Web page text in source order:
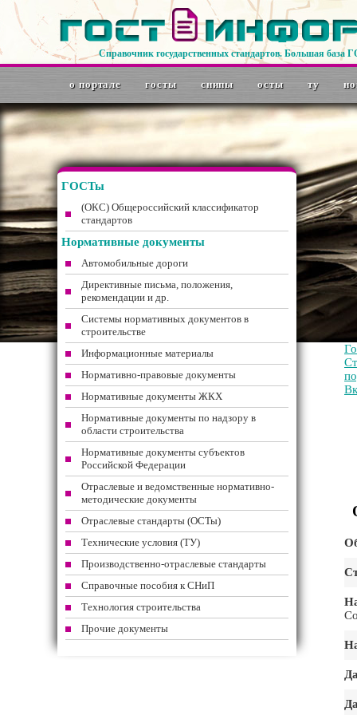
Справочник государственных стандартов. Большая база
о портале госты снипы осты ту
ГОСТы
(ОКС) Общероссийский классификатор
стандартов
Нормативные документы
Автомобильные дороги
Директивные письма, положения,
рекомендации и др.
Системы нормативных документов в
строительстве
Информационные материалы
Нормативно-правовые документы
Нормативные документы ЖКХ
Нормативные документы по надзору в
области строительства
Нормативные документы субъектов
Российской Федерации
Отраслевые и ведомственные нормативно-
методические документы
Отраслевые стандарты (ОСТы)
Технические условия (ТУ)
Производственно-отраслевые стандарты
Справочные пособия к СНиП
Технология строительства
Прочие документы